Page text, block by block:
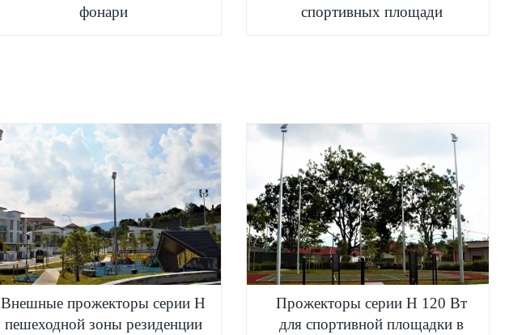
фонари
спортивных площади
Внешные прожекторы серии H
пешеходной зоны резиденции
Прожекторы серии H 120 Вт
для спортивной площадки в